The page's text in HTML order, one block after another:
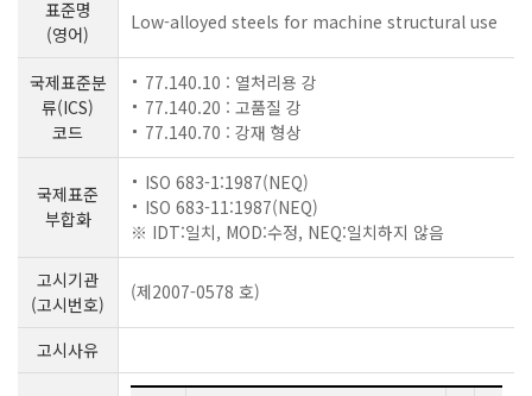
표준명
(영어)
Low-alloyed steels for machine structural use
국제표준분
류(ICS)
코드
77.140.10 : 열처리용 강
77.140.20 : 고품질 강
77.140.70 : 강재 형상
국제표준
부합화
ISO 683-1:1987(NEQ)
ISO 683-11:1987(NEQ)
※ IDT:일치, MOD:수정, NEQ:일치하지 않음
고시기관
(고시번호)
(제2007-0578 호)
고시사유